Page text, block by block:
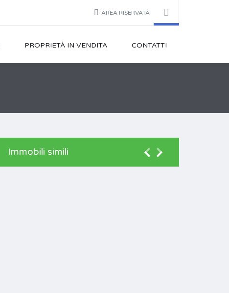
AREA RISERVATA
PROPRIETÀ IN VENDITA CONTATTI
Immobili simili